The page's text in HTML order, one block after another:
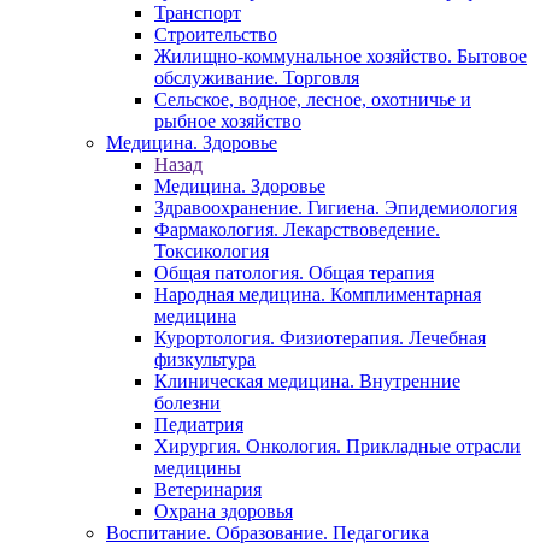
Транспорт
Строительство
Жилищно-коммунальное хозяйство. Бытовое
обслуживание. Торговля
Сельское, водное, лесное, охотничье и
рыбное хозяйство
Медицина. Здоровье
Назад
Медицина. Здоровье
Здравоохранение. Гигиена. Эпидемиология
Фармакология. Лекарствоведение.
Токсикология
Общая патология. Общая терапия
Народная медицина. Комплиментарная
медицина
Курортология. Физиотерапия. Лечебная
физкультура
Клиническая медицина. Внутренние
болезни
Педиатрия
Хирургия. Онкология. Прикладные отрасли
медицины
Ветеринария
Охрана здоровья
Воспитание. Образование. Педагогика